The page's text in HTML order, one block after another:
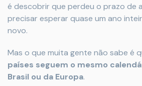
é descobrir que perdeu o prazo de
precisar esperar quase um ano
novo.
Mas o que muita gente não sabe é
países seguem o mesmo
Brasil ou da Europa.